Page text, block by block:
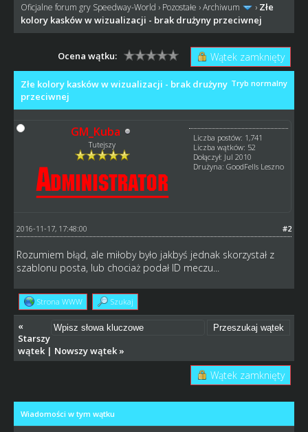
Oficjalne forum gry Speedway-World › Pozostałe ›Archiwum › Złe
kolory kasków w wizualizacji - brak drużyny przeciwnej
Wątek zamknięty
Ocena wątku:
Tryb normalny
Złe kolory kasków w wizualizacji - brak drużyny
przeciwnej
GM_Kuba
Tutejszy
Liczba postów: 1,741
Liczba wątków: 52
Dołączył: Jul 2010
Drużyna: GoodFells Leszno
#2
2016-11-17, 17:48:00
Rozumiem błąd, ale miłoby było jakbyś jednak skorzystał z
szablonu posta, lub chociaż podał ID meczu...
Strona WWW Szukaj
«
Starszy
wątek| Nowszy wątek»
Wątek zamknięty
Wiadomości w tym wątku